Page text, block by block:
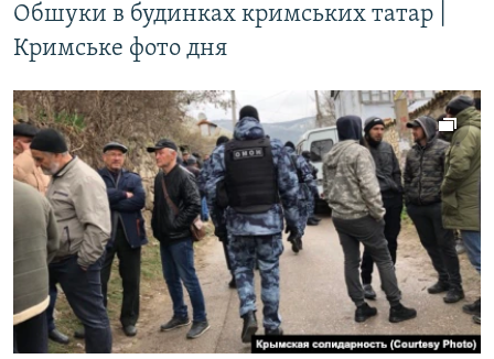
Обшуки в будинках кримських татар |
Кримське фото дня